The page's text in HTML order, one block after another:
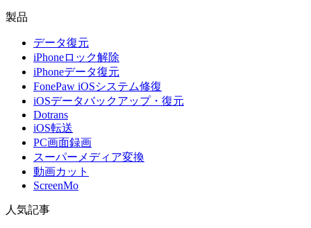
製品
データ復元
iPhoneロック解除
iPhoneデータ復元
FonePaw iOSシステム修復
iOSデータバックアップ・復元
Dotrans
iOS転送
PC画面録画
スーパーメディア変換
動画カット
ScreenMo
人気記事